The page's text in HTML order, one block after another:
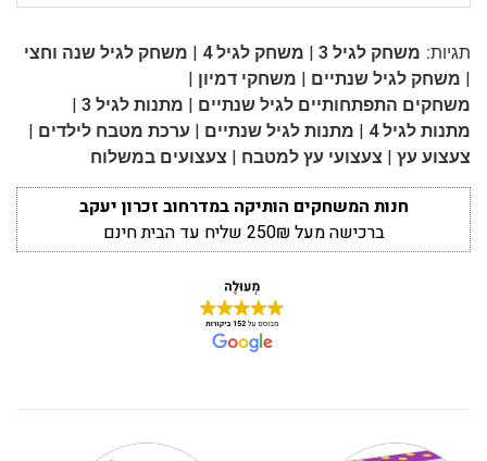
תגיות: משחק לגיל 3 | משחק לגיל 4 | משחק לגיל שנה וחצי
| משחק לגיל שנתיים | משחקי דמיון |
משחקים התפתחותיים לגיל שנתיים | מתנות לגיל 3 |
מתנות לגיל 4 | מתנות לגיל שנתיים | ערכת מטבח לילדים |
צעצוע עץ | צעצועי עץ למטבח | צעצועים במשלוח
חנות המשחקים הותיקה במדרחוב זכרון יעקב
ברכישה מעל 250₪ שליח עד הבית חינם